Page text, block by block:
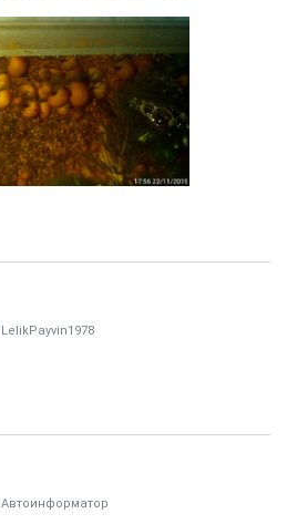
LelikPayvin1978
Автоинформатор